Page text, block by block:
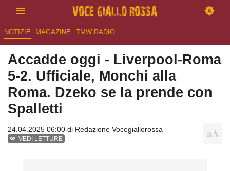
NOTIZIE MAGAZINE TMW RADIO
Accadde oggi - Liverpool-Roma
5-2. Ufficiale, Monchi alla
Roma. Dzeko se la prende con
Spalletti
24.04.2025 06:00 di Redazione Vocegiallorossa
VEDI LETTURE